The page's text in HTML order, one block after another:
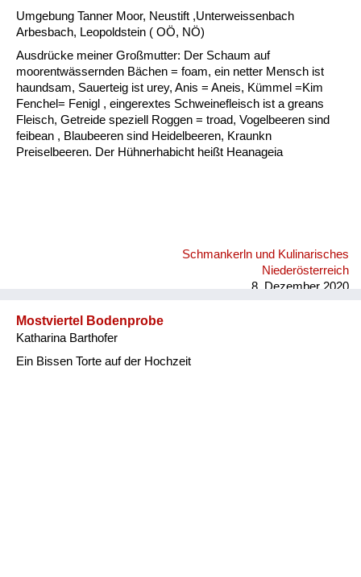
Umgebung Tanner Moor, Neustift ,Unterweissenbach
Arbesbach, Leopoldstein ( OÖ, NÖ)
Ausdrücke meiner Großmutter: Der Schaum auf
moorentwässernden Bächen = foam, ein netter Mensch ist
haundsam, Sauerteig ist urey, Anis = Aneis, Kümmel =Kim
Fenchel= Fenigl , eingerextes Schweinefleisch ist a greans
Fleisch, Getreide speziell Roggen = troad, Vogelbeeren sind
feibean , Blaubeeren sind Heidelbeeren, Kraunkn
Preiselbeeren. Der Hühnerhabicht heißt Heanageia
Schmankerln und Kulinarisches
Niederösterreich
8. Dezember 2020
Mostviertel Bodenprobe
Katharina Barthofer
Ein Bissen Torte auf der Hochzeit